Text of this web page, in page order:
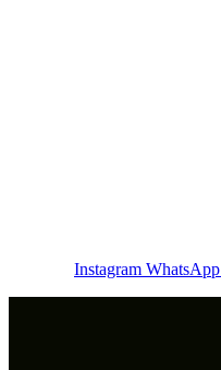
Instagram WhatsApp